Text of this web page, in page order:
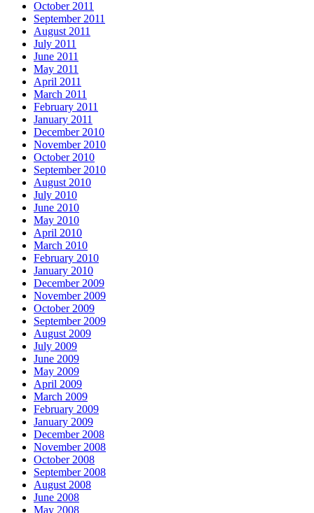
October 2011
September 2011
August 2011
July 2011
June 2011
May 2011
April 2011
March 2011
February 2011
January 2011
December 2010
November 2010
October 2010
September 2010
August 2010
July 2010
June 2010
May 2010
April 2010
March 2010
February 2010
January 2010
December 2009
November 2009
October 2009
September 2009
August 2009
July 2009
June 2009
May 2009
April 2009
March 2009
February 2009
January 2009
December 2008
November 2008
October 2008
September 2008
August 2008
June 2008
May 2008